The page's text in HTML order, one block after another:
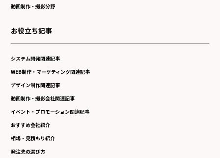
動画制作・撮影分野
お役立ち記事
システム開発関連記事
WEB制作・マーケティング関連記事
デザイン制作関連記事
動画制作・撮影会社関連記事
イベント・プロモーション関連記事
おすすめ会社紹介
相場・見積もり紹介
発注先の選び方